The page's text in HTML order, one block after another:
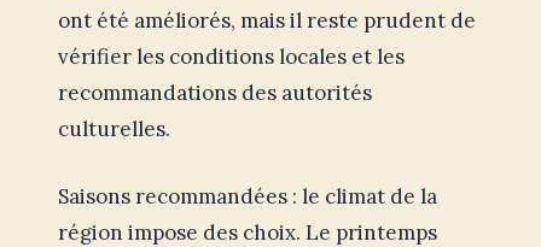
ont été améliorés, mais il reste prudent de
vérifier les conditions locales et les
recommandations des autorités
culturelles.
Saisons recommandées : le climat de la
région impose des choix. Le printemps